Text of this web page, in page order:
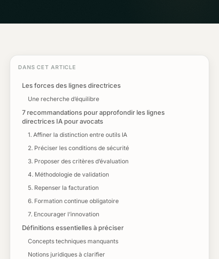
DANS CET ARTICLE
Les forces des lignes directrices
Une recherche d’équilibre
7 recommandations pour approfondir les lignes
directrices IA pour avocats
1. Affiner la distinction entre outils IA
2. Préciser les conditions de sécurité
3. Proposer des critères d’évaluation
4. Méthodologie de validation
5. Repenser la facturation
6. Formation continue obligatoire
7. Encourager l’innovation
Définitions essentielles à préciser
Concepts techniques manquants
Notions juridiques à clarifier